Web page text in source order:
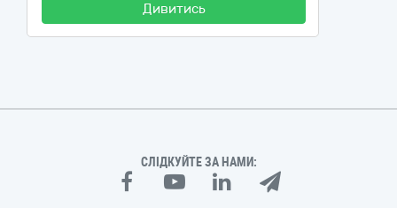
Дивитись
СЛІДКУЙТЕ ЗА НАМИ: